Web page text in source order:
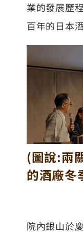
業的發展歷
百年的日本
(圖說:兩
的酒廠冬
院內銀山於